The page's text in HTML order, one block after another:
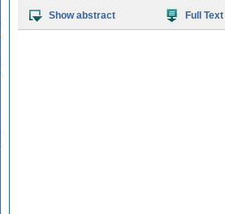
Show abstract
Full Text